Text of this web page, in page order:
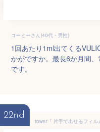
コーヒーさん(40代・男性)
1回あたり1ml出てくる
かがですか。最長6か月間
です。
22nd